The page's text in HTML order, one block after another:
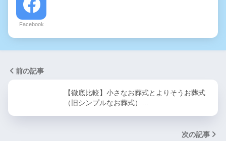
Facebook
前の記事
【徹底比較】小さなお葬式とよりそうお葬式
（旧シンプルなお葬式）…
次の記事